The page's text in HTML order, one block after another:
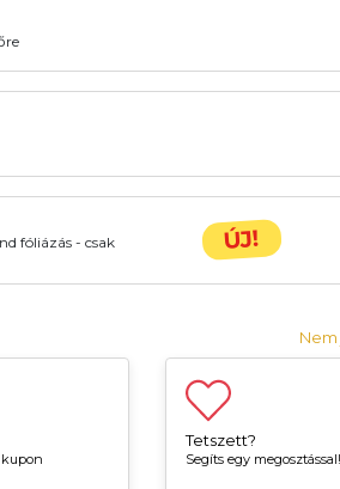
fóliázás - csak
ÚJ!
Nem
kupon
Tetszett?
Segíts egy megosztással!